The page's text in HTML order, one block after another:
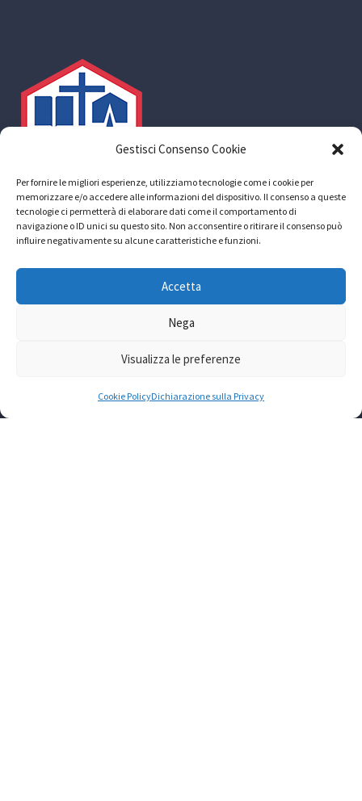
Gestisci Consenso Cookie
Per fornire le migliori esperienze, utilizziamo tecnologie come i cookie per
memorizzare e/o accedere alle informazioni del dispositivo. Il consenso a queste
tecnologie ci permetterà di elaborare dati come il comportamento di
navigazione o ID unici su questo sito. Non acconsentire o ritirare il consenso può
influire negativamente su alcune caratteristiche e funzioni.
Accetta
Nega
Visualizza le preferenze
Cookie PolicyDichiarazione sulla Privacy
ACLI sede provinciale di Roma aps
Via Prospero Alpino, 20 – 00154 Roma Telefono:
06.57087028-48 Fax: 06.57087043
Codice fiscale: 80196590584